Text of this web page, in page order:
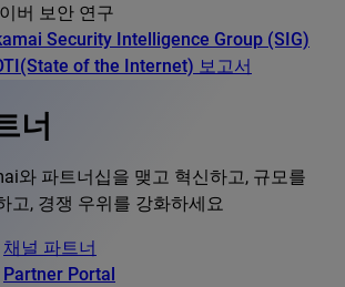
버 보안 연구
Security Intelligence Group (SIG)
of the Internet) 보고서
너
와 파트너십을 맺고 혁신하고, 규모를
고, 경쟁 우위를 강화하세요
채널 파트너
Partner Portal